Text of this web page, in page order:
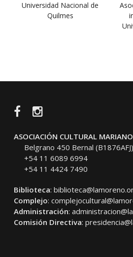
Universidad Nacional de
Quilmes
FacebookInstagram
ASOCIACIÓN CULTURAL
Belgrano 450 Bernal (B1876AFJ)
+54 11 6089 6994
+54 11 4424 7490
Biblioteca:
Complejo:
Administración:
Comisión Directiva: